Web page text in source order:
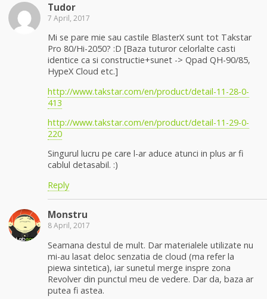
Tudor
7 April, 2017
Mi se pare mie sau castile BlasterX sunt tot Takstar
Pro 80/Hi-2050? :D [Baza tuturor celorlalte casti
identice ca si constructie+sunet -> Qpad QH-90/85,
HypeX Cloud etc.]
http://www.takstar.com/en/product/detail-11-28-0-
413
http://www.takstar.com/en/product/detail-11-29-0-
220
Singurul lucru pe care l-ar aduce atunci in plus ar fi
cablul detasabil. :)
Reply
Monstru
8 April, 2017
Seamana destul de mult. Dar materialele utilizate nu
mi-au lasat deloc senzatia de cloud (ma refer la
piewa sintetica), iar sunetul merge inspre zona
Revolver din punctul meu de vedere. Dar da, baza ar
putea fi astea.